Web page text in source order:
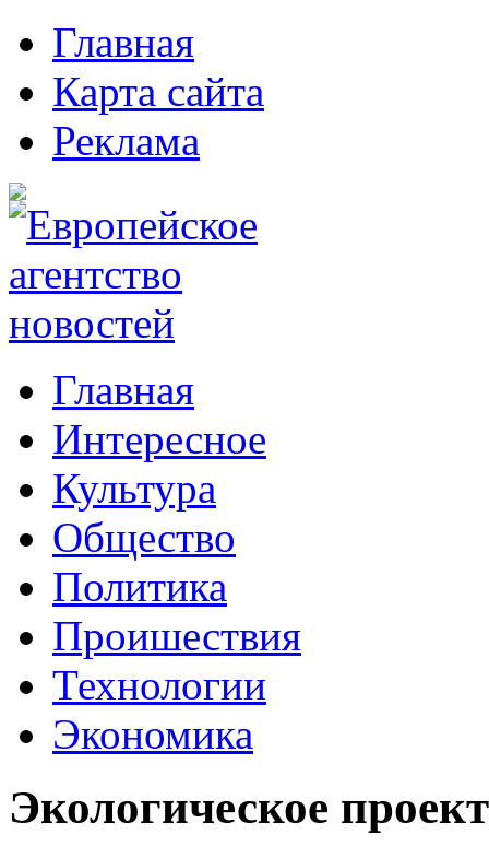
Главная
Карта сайта
Реклама
Главная
Интересное
Культура
Общество
Политика
Проишествия
Технологии
Экономика
Экологическое